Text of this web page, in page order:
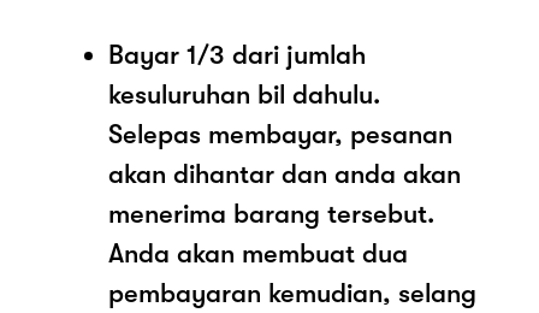
Bayar 1/3 dari jumlah
kesuluruhan bil dahulu.
Selepas membayar, pesanan
akan dihantar dan anda akan
menerima barang tersebut.
Anda akan membuat dua
pembayaran kemudian, selang